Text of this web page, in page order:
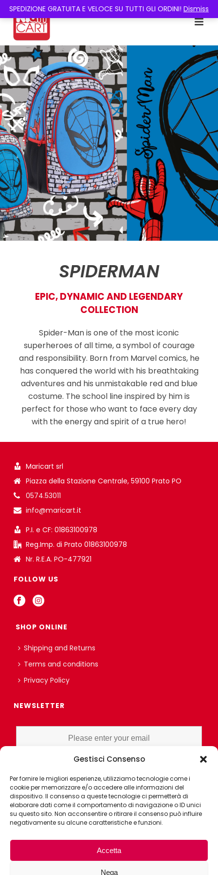
Gestisci Consenso
Per fornire le migliori esperienze, utilizziamo tecnologie come i
cookie per memorizzare e/o accedere alle informazioni del
dispositivo. Il consenso a queste tecnologie ci permetterà di
elaborare dati come il comportamento di navigazione o ID unici
su questo sito. Non acconsentire o ritirare il consenso può influire
negativamente su alcune caratteristiche e funzioni.
Accetta
Nega
SPEDIZIONE GRATUITA E VELOCE SU TUTTI GLI ORDINI! Dismiss
SPIDERMAN
EPIC, DYNAMIC AND LEGENDARY
COLLECTION
Spider-Man is one of the most iconic
superheroes of all time, a symbol of courage
and responsibility. Born from Marvel comics, he
has conquered the world with his breathtaking
adventures and his unmistakable red and blue
costume. The school line inspired by him is
perfect for those who want to face every day
with the energy and spirit of a true hero!
Maricart srl
Piazza della Stazione Centrale, 59100 Prato PO
0574.53011
info@maricart.it
P.I. e CF: 01863100978
Reg.Imp. di Prato 01863100978
Nr. R.E.A. PO-477921
FOLLOW US
SHOP ONLINE
Shipping and Returns
Terms and conditions
Privacy Policy
NEWSLETTER
THE REGULATION AND GRANT CONSENT FOR PROFILING OR
MARKET RESEARCH PURPOSES ALSO WITH THE AID OF
ELECTRONIC INSTRUMENTS, AIMED AT ANALYZING HABITS OR
CONSUMER CHOICES OF THE INTERESTED PARTY